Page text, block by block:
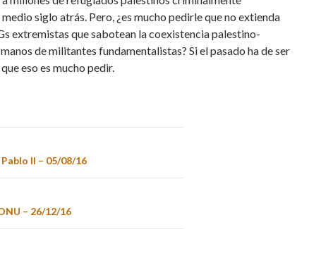
siglo atrás. Pero, ¿es mucho pedirle que no extienda
extremistas que sabotean la coexistencia palestino-
de militantes fundamentalistas? Si el pasado ha de ser
eso es mucho pedir.
II – 05/08/16
– 26/12/16